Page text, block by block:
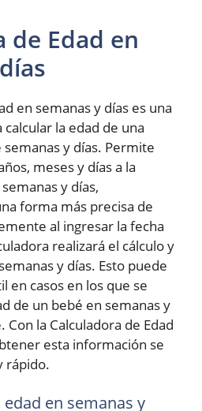
de Edad en
en semanas y días es una
la edad de una
y días. Permite
meses y días a la
y días,
forma más precisa de
al ingresar la fecha
realizará el cálculo y
y días. Esto puede
en casos en los que se
de un bebé en semanas y
la Calculadora de Edad
esta información se
rápido.
en semanas y